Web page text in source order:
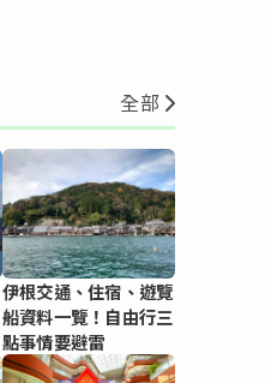
全部
伊根交通、住宿、遊覽
船資料一覽！自由行三
點事情要避雷